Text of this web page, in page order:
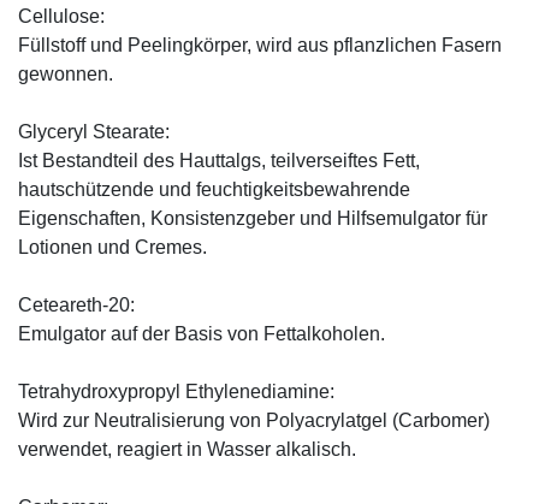
Cellulose:
Füllstoff und Peelingkörper, wird aus pflanzlichen Fasern
gewonnen.
Glyceryl Stearate:
Ist Bestandteil des Hauttalgs, teilverseiftes Fett,
hautschützende und feuchtigkeitsbewahrende
Eigenschaften, Konsistenzgeber und Hilfsemulgator für
Lotionen und Cremes.
Ceteareth-20:
Emulgator auf der Basis von Fettalkoholen.
Tetrahydroxypropyl Ethylenediamine:
Wird zur Neutralisierung von Polyacrylatgel (Carbomer)
verwendet, reagiert in Wasser alkalisch.